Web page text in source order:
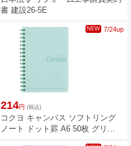
書 建設26-5E
NEW 7/24up
214円 (税込)
コクヨ キャンパス ソフトリング
ノート ドット罫 A6 50枚 グリー